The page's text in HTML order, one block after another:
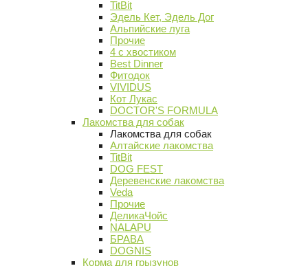
TitBit
Эдель Кет, Эдель Дог
Альпийские луга
Прочие
4 с хвостиком
Best Dinner
Фитодок
VIVIDUS
Кот Лукас
DOCTOR'S FORMULA
Лакомства для собак
Лакомства для собак
Алтайские лакомства
TitBit
DOG FEST
Деревенские лакомства
Veda
Прочие
ДеликаЧойс
NALAPU
БРАВА
DOGNIS
Корма для грызунов